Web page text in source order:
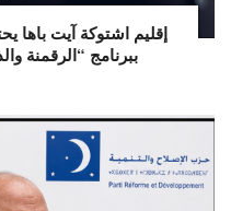
إقليم اشتوكة آيت باها
ببرنامج “الرقمنة